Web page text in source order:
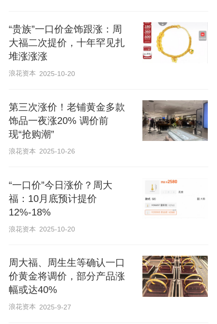
人员告诉新京报贝壳财经记者。
根据公开报道，周大福将于5月15日起上调
部分“一口价”黄金饰品价格。对此，5月14
悉，此轮调价确有其事，“仅涉及极小部分
产品，大部分产品价格维持不变”。周大福
方面表示，首饰定价会综合原材料成本、
设计与生产、营运开支、税费及品牌价值
费者预期。
上涨至18800元，涨幅约12%；另一款传福
戒指则由14000元涨至16800元，涨幅达到
20%。
“贵族”一口价金饰跟涨：周
大福二次提价，十年罕见扎
堆涨涨涨
浪花资本 2025-10-20
第三次涨价！老铺黄金多款
饰品一夜涨20% 调价前
现“抢购潮”
浪花资本 2025-10-26
“一口价”今日涨价？周大
福：10月底预计提价
12%-18%
浪花资本 2025-10-20
周大福、周生生等确认一口
价黄金将调价，部分产品涨
幅或达40%
浪花资本 2025-9-27